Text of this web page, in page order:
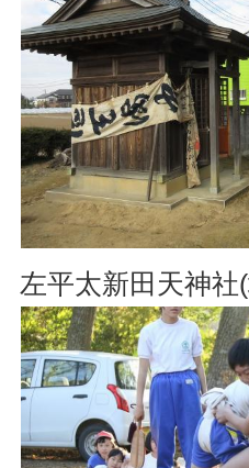
左平太新田天神